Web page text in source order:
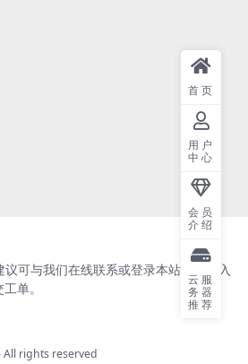
议可与我们在线联系或登录本站账号进入
单。
All rights reserved
首页
用户
中心
会员
介绍
云服
务器
推荐